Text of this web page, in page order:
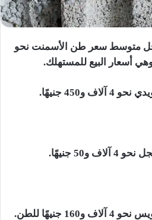
سجل متوسط سعر طن الأسمنت نحو
جنيهًا.
جنيهًا.
جنيهًا للطن.